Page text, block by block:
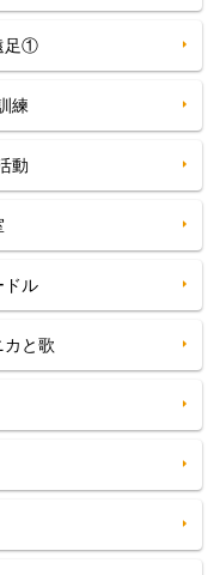
足①
練
動
ドル
と歌